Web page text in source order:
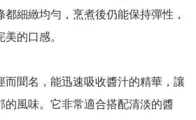
細緻均勻，烹煮後仍能保持彈性，
的口感。
而聞名，能迅速吸收醬汁的精華，讓
的風味。它非常適合搭配清淡的醬